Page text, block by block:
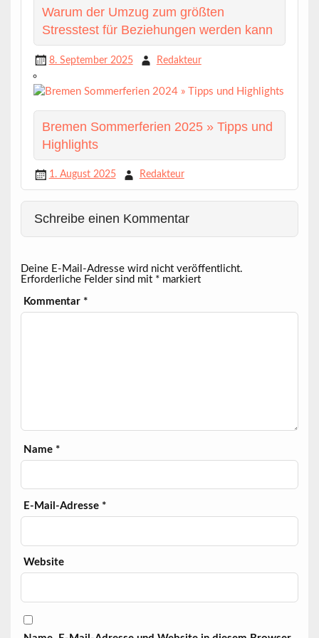
Warum der Umzug zum größten
Stresstest für Beziehungen werden kann
8. September 2025 Redakteur
Bremen Sommerferien 2025 » Tipps und
Highlights
1. August 2025 Redakteur
Schreibe einen Kommentar
Deine E-Mail-Adresse wird nicht veröffentlicht.
Erforderliche Felder sind mit *markiert
Kommentar *
Name *
E-Mail-Adresse *
Website